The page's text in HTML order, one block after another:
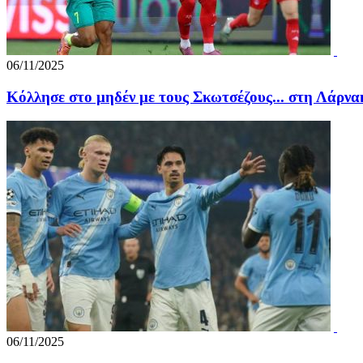
06/11/2025
Κόλλησε στο μηδέν με τους Σκωτσέζους... στη
06/11/2025